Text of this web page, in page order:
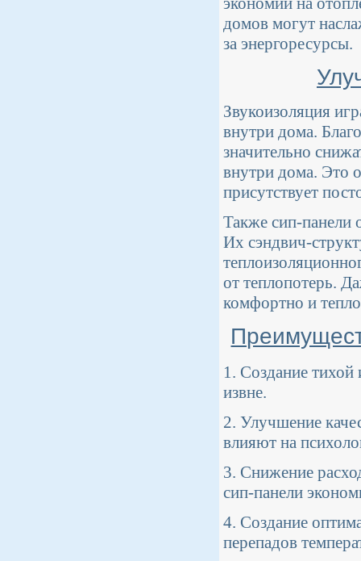
домов могут
за энергоресурсы.
Звукоизоляция
внутри дома.
значительно
внутри дома. Это
присутствует
Также сип-панели
Их сэндвич-
от теплопотерь.
комфортно и
1. Создание
извне.
2. Улучшение
влияют на
3. Снижение
сип-панели
4. Создание
перепадов